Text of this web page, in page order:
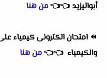
أبواليزيد 👈
👈من هنا
⏪ امتحان الكترونى كيمياء
والكيمياء 👈
👈من هنا